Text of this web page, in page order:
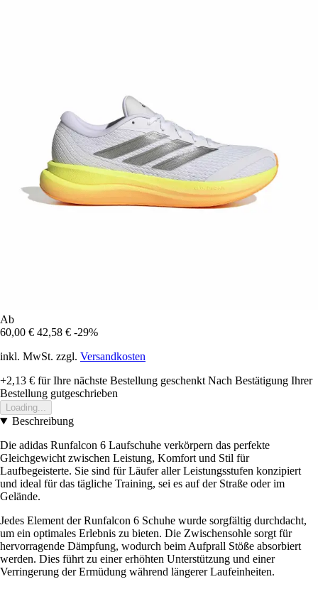
Ab
60,00 € 42,58 € -29%
inkl. MwSt. zzgl. Versandkosten
+2,13 € für Ihre nächste Bestellung geschenkt Nach Bestätigung Ihrer
Bestellung gutgeschrieben
Loading...
Beschreibung
Die adidas Runfalcon 6 Laufschuhe verkörpern das perfekte
Gleichgewicht zwischen Leistung, Komfort und Stil für
Laufbegeisterte. Sie sind für Läufer aller Leistungsstufen konzipiert
und ideal für das tägliche Training, sei es auf der Straße oder im
Gelände.
Jedes Element der Runfalcon 6 Schuhe wurde sorgfältig durchdacht,
um ein optimales Erlebnis zu bieten. Die Zwischensohle sorgt für
hervorragende Dämpfung, wodurch beim Aufprall Stöße absorbiert
werden. Dies führt zu einer erhöhten Unterstützung und einer
Verringerung der Ermüdung während längerer Laufeinheiten.